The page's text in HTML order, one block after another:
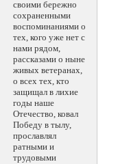
своими бережно
сохраненными
воспоминаниями о
тех, кого уже нет с
нами рядом,
рассказами о ныне
живых ветеранах,
о всех тех, кто
защищал в лихие
годы наше
Отечество, ковал
Победу в тылу,
прославлял
ратными и
трудовыми